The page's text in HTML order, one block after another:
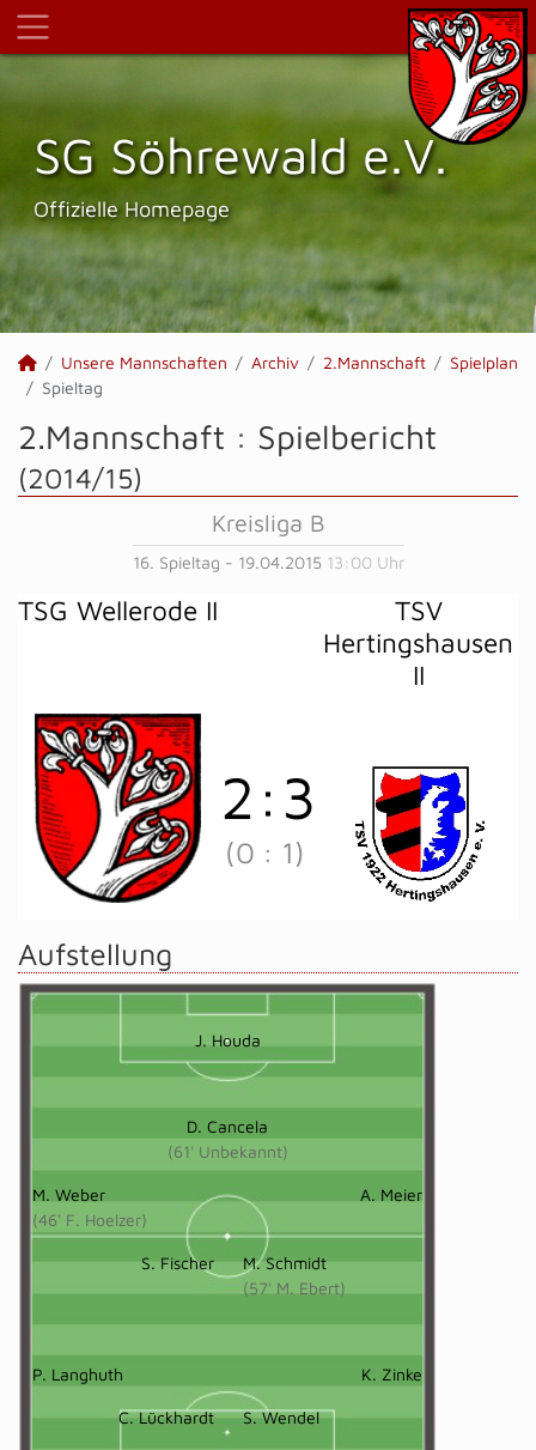
SG Söhrewald e.V.
Offizielle Homepage
Unsere Mannschaften Archiv 2.Mannschaft
Spielplan
Spieltag
2.Mannschaft : Spielbericht
(2014/15)
Kreisliga B
16. Spieltag - 19.04.2015 13:00 Uhr
TSG Wellerode II
TSV
Hertingshausen
II
2 : 3
(0 : 1)
Aufstellung
J. Houda
D. Cancela
(61' Unbekannt)
M. Weber
(46' F. Hoelzer)
A. Meier
S. Fischer
M. Schmidt
(57' M. Ebert)
P. Langhuth K. Zinke
C. Lückhardt S. Wendel